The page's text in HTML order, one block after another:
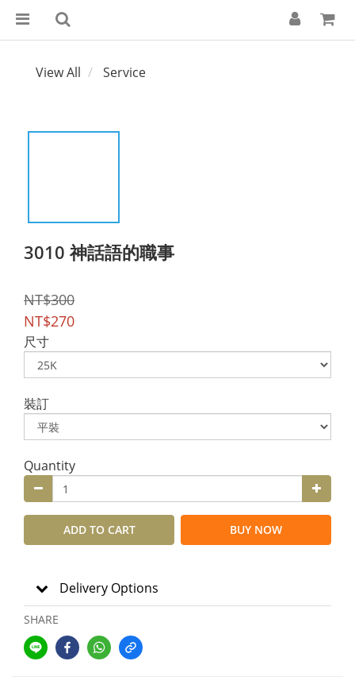
View All Service
3010 神話語的職事
NT$300
NT$270
尺寸
裝訂
Quantity
ADD TO CART BUY NOW
Delivery Options
SHARE